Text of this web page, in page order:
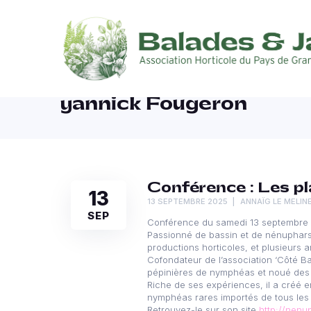
yannick Fougeron
13
SEP
Conférence : Les
13 SEPTEMBRE 2025 ANNAÏG LE
Conférence du samedi 13 septembre
Passionné de bassin et de
productions horticoles, et plusieurs
Cofondateur de l’association ‘Côté
pépinières de nymphéas et noué
Riche de ses expériences, il a créé
nymphéas rares importés de tous